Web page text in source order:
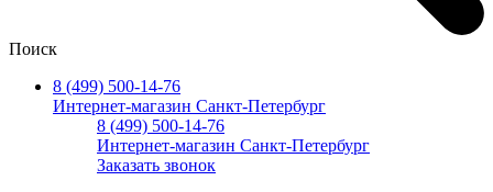
Поиск
8 (499) 500-14-76
Интернет-магазин Санкт-Петербург
8 (499) 500-14-76
Интернет-магазин Санкт-Петербург
Заказать звонок